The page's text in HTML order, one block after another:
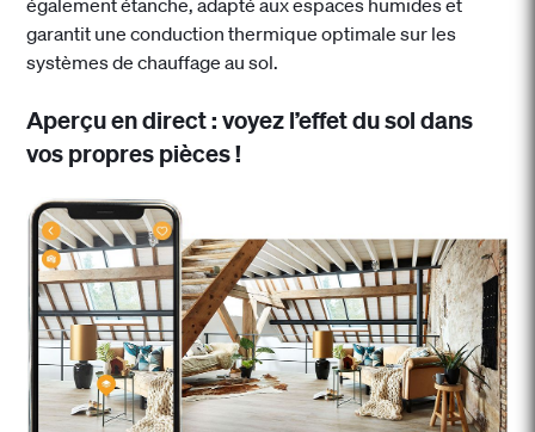
également étanche, adapté aux espaces humides et
garantit une conduction thermique optimale sur les
systèmes de chauffage au sol.
Aperçu en direct : voyez l’effet du sol dans
vos propres pièces !